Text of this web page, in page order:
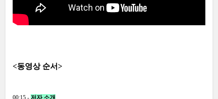
<동영상 순서>
00:15 - 저자 소개